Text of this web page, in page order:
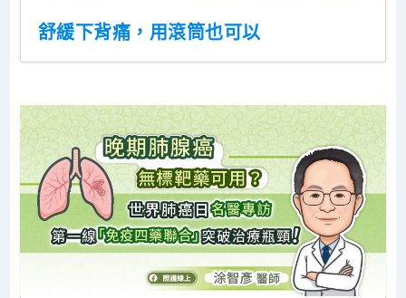
舒緩下背痛，用滾筒也可以